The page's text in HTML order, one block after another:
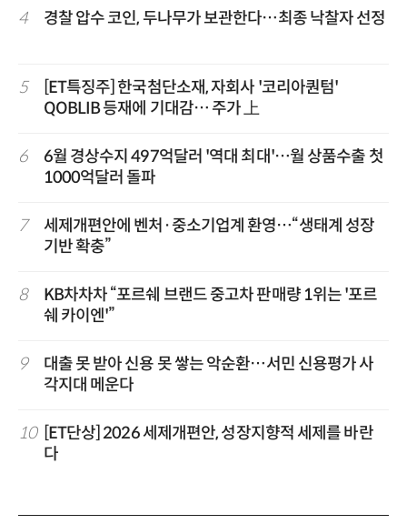
4 경찰 압수 코인, 두나무가 보관한다…최종 낙찰자 선정
5
[ET특징주] 한국첨단소재, 자회사 '코리아퀀텀'
QOBLIB 등재에 기대감… 주가 上
6
6월 경상수지 497억달러 '역대 최대'…월 상품수출 첫
1000억달러 돌파
7
세제개편안에 벤처·중소기업계 환영…“생태계 성장
기반 확충”
8
KB차차차 “포르쉐 브랜드 중고차 판매량 1위는 '포르
쉐 카이엔'”
9
대출 못 받아 신용 못 쌓는 악순환…서민 신용평가 사
각지대 메운다
10
[ET단상] 2026 세제개편안, 성장지향적 세제를 바란
다